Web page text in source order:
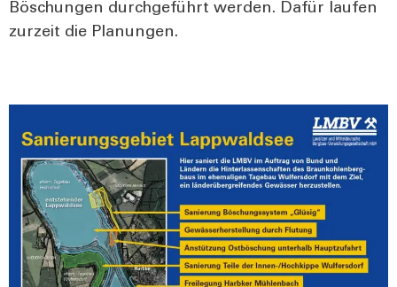
Böschun­gen durch­ge­führt wer­den. Dafür lau­fen
zur­zeit die Pla­nun­gen.